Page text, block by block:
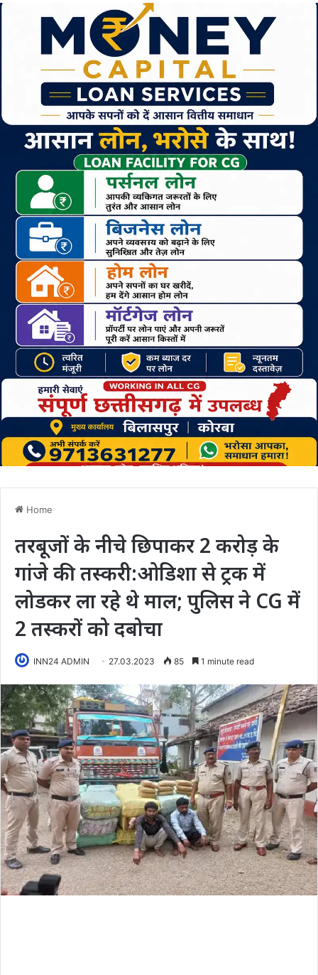
Home
तरबूजों के नीचे छिपाकर 2 करोड़ के
गांजे की तस्करी:ओडिशा से ट्रक में
लोडकर ला रहे थे माल; पुलिस ने CG में
2 तस्करों को दबोचा
INN24 ADMIN 27.03.2023 85 1 minute read